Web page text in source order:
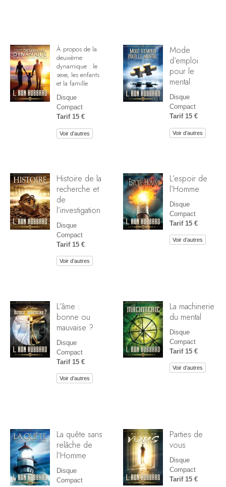
À propos de la
deuxième
dynamique : le
sexe, les enfants
et la famille
Disque
Compact
Tarif 15 €
Voir d’autres
Mode
d’emploi
pour le
mental
Disque
Compact
Tarif 15 €
Voir d’autres
Histoire de la
recherche et
de
l’investigation
Disque
Compact
Tarif 15 €
Voir d’autres
L’espoir de
l’Homme
Disque
Compact
Tarif 15 €
Voir d’autres
L’âme :
bonne ou
mauvaise ?
Disque
Compact
Tarif 15 €
Voir d’autres
La machinerie
du mental
Disque
Compact
Tarif 15 €
Voir d’autres
La quête sans
relâche de
l’Homme
Disque
Compact
Parties de
vous
Disque
Compact
Tarif 15 €